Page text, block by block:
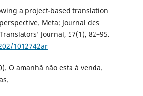
a project-based translation
Meta: Journal des
Journal, 57(1), 82–95.
1012742ar
O amanhã não está à venda.